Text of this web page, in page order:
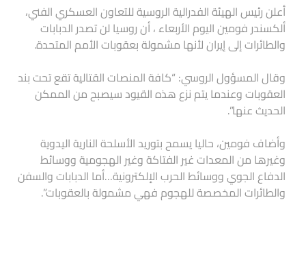
أعلن رئيس الهيئة الفدرالية الروسية للتعاون العسكري الفني،
ألكسندر فومين اليوم الأربعاء ، أن روسيا لن تصدر الدبابات
والطائرات إلى إيران لأنها مشمولة بعقوبات الأمم المتحدة.
وقال المسؤول الروسي: “كافة المنصات القتالية تقع تحت بند
العقوبات وعندما يتم نزع هذه القيود سيصبح من الممكن
الحديث عنها”.
وأضاف فومين، حاليا يسمح بتوريد الأسلحة النارية اليدوية
وغيرها من المعدات غير الفتاكة وغير الهجومية ووسائط
الدفاع الجوي ووسائط الحرب الإلكترونية…أما الدبابات والسفن
والطائرات المخصصة للهجوم فهي مشمولة بالعقوبات”.